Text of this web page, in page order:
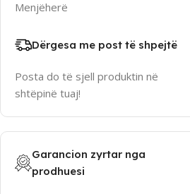
Menjëherë
Dërgesa me post të shpejtë
Posta do të sjell produktin në
shtëpinë tuaj!
Garancion zyrtar nga
prodhuesi